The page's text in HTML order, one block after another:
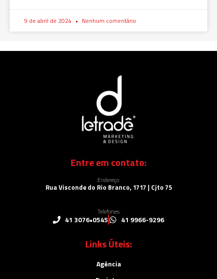
9 de abril de 2024 Nenhum comentário
Entre em contato:
Endereço:
Rua Visconde do Rio Branco, 1717 | Cjto 75
Telefones:
41 3076•0545 41 9966-9296
Links Úteis:
Agência